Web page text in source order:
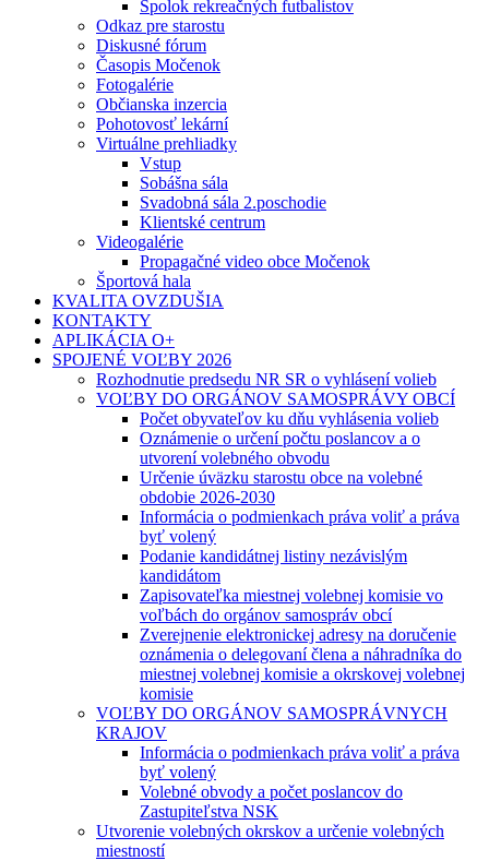
Spolok rekreačných futbalistov
Odkaz pre starostu
Diskusné fórum
Časopis Močenok
Fotogalérie
Občianska inzercia
Pohotovosť lekární
Virtuálne prehliadky
Vstup
Sobášna sála
Svadobná sála 2.poschodie
Klientské centrum
Videogalérie
Propagačné video obce Močenok
Športová hala
KVALITA OVZDUŠIA
KONTAKTY
APLIKÁCIA O+
SPOJENÉ VOĽBY 2026
Rozhodnutie predsedu NR SR o vyhlásení volieb
VOĽBY DO ORGÁNOV SAMOSPRÁVY OBCÍ
Počet obyvateľov ku dňu vyhlásenia volieb
Oznámenie o určení počtu poslancov a o
utvorení volebného obvodu
Určenie úväzku starostu obce na volebné
obdobie 2026-2030
Informácia o podmienkach práva voliť a práva
byť volený
Podanie kandidátnej listiny nezávislým
kandidátom
Zapisovateľka miestnej volebnej komisie vo
voľbách do orgánov samospráv obcí
Zverejnenie elektronickej adresy na doručenie
oznámenia o delegovaní člena a náhradníka do
miestnej volebnej komisie a okrskovej volebnej
komisie
VOĽBY DO ORGÁNOV SAMOSPRÁVNYCH
KRAJOV
Informácia o podmienkach práva voliť a práva
byť volený
Volebné obvody a počet poslancov do
Zastupiteľstva NSK
Utvorenie volebných okrskov a určenie volebných
miestností